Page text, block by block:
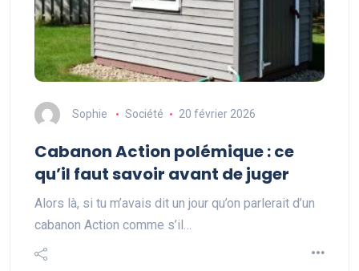
Sophie Société 20 février 2026
Cabanon Action polémique : ce
qu’il faut savoir avant de juger
Alors là, si tu m’avais dit un jour qu’on parlerait d’un
cabanon Action comme s’il…